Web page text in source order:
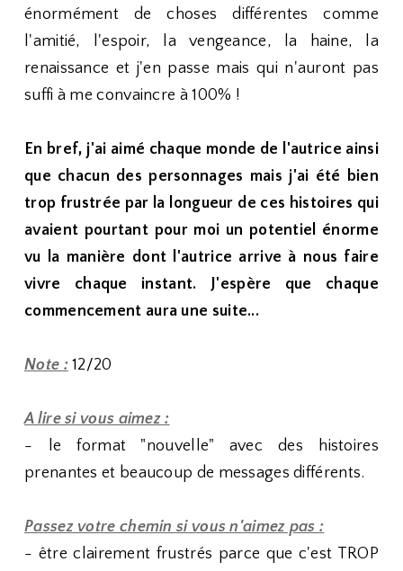
énormément de choses différentes comme
l'amitié, l'espoir, la vengeance, la haine, la
renaissance et j'en passe mais qui n'auront pas
suffi à me convaincre à 100% !
En bref, j'ai aimé chaque monde de l'autrice ainsi
que chacun des personnages mais j'ai été bien
trop frustrée par la longueur de ces histoires qui
avaient pourtant pour moi un potentiel énorme
vu la manière dont l'autrice arrive à nous faire
vivre chaque instant. J'espère que chaque
commencement aura une suite...
Note : 12/20
A lire si vous aimez :
- le format "nouvelle" avec des histoires
prenantes et beaucoup de messages différents.
Passez votre chemin si vous n'aimez pas :
- être clairement frustrés parce que c'est TROP